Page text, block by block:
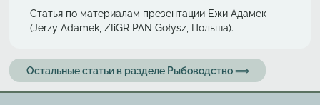
Статья по материалам презентации Ежи Адамек
(Jerzy Adamek, ZIiGR PAN Gołysz, Польша).
Остальные статьи в разделе Рыбоводство ⟹